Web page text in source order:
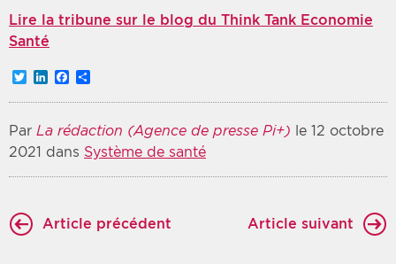
Lire la tribune sur le blog du Think Tank Economie
Santé
TwitterLinkedInFacebook
Par La rédaction (Agence de presse Pi+) le 12 octobre
2021 dans Système de santé
Article précédent Article suivant